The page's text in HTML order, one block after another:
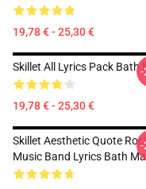
19,78 € - 25,30 €
Skillet All Lyrics Pack Bath
19,78 € - 25,30 €
-
Skillet Aesthetic Quote
Music Band Lyrics Bath Mat
-